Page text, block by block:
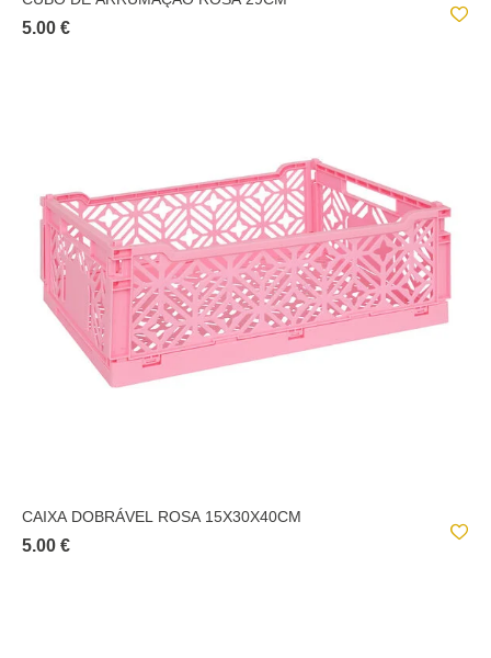
5.00 €
CAIXA DOBRÁVEL ROSA 15X30X40CM
5.00 €